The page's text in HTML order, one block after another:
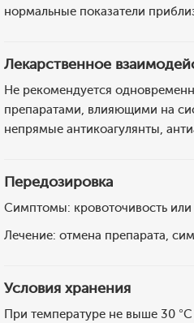
нормальные показатели
Лекарственное
Не рекомендуется
препаратами, влияющими на
непрямые антикоагулянты,
Передозировка
Симптомы: кровоточивость или
Лечение: отмена препарата,
Условия хранения
При температуре не выше 30 °C